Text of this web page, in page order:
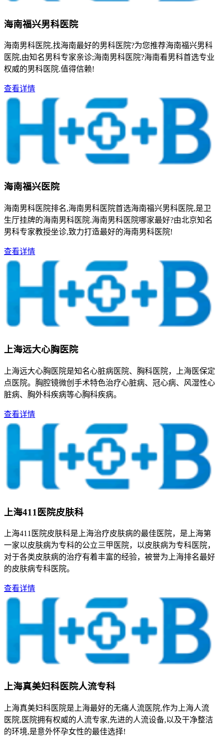
海南福兴男科医院
海南男科医院,找海南最好的男科医院?为您推荐海南福兴男科
医院,由知名男科专家亲诊;海南男科医院?海南看男科首选专业
权威的男科医院.值得信赖!
查看详情
海南福兴医院
海南男科医院排名,海南男科医院首选海南福兴男科医院,是卫
生厅挂牌的海南男科医院.海南男科医院哪家最好?由北京知名
男科专家教授坐诊,致力打造最好的海南男科医院!
查看详情
上海远大心胸医院
上海远大心胸医院是知名心脏病医院、胸科医院，上海医保定
点医院。胸腔镜微创手术特色治疗心脏病、冠心病、风湿性心
脏病、胸外科疾病等心胸科疾病。
查看详情
上海411医院皮肤科
上海411医院皮肤科是上海治疗皮肤病的最佳医院，是上海第
一家以皮肤病为专科的公立三甲医院，以皮肤病为专科医院，
对于各类皮肤病的治疗有着丰富的经验，被誉为上海排名最好
的皮肤病专科医院。
查看详情
上海真美妇科医院人流专科
上海真美妇科医院是上海最好的无痛人流医院,作为上海人流
医院,医院拥有权威的人流专家,先进的人流设备,以及干净整洁
的环境,是意外怀孕女性的最佳选择!